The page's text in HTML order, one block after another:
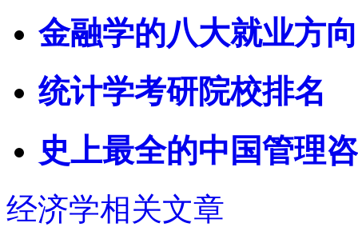
金融学的八大就业方
统计学考研院校排名
史上最全的中国管理
经济学相关文章